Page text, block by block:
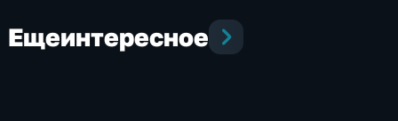
Ещеинтересное